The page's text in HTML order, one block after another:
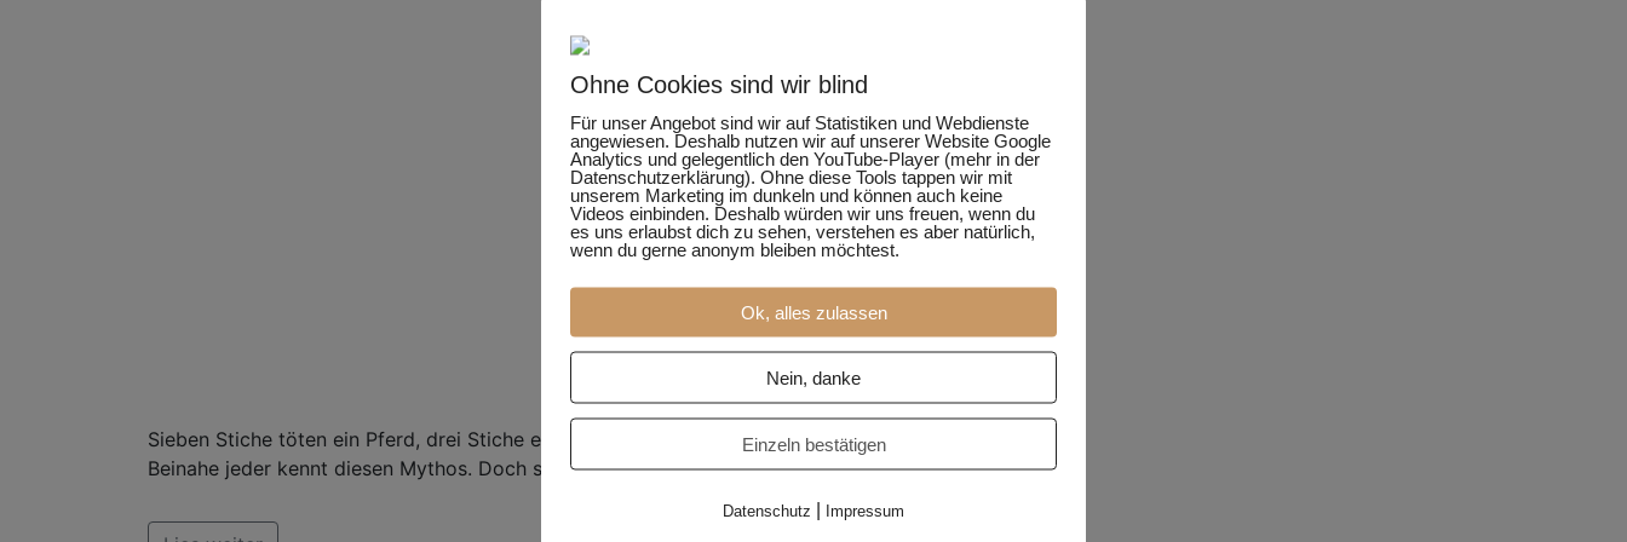
Sieben Stiche töten ein Pferd, drei Stiche einen Menschen.
Beinahe jeder kennt diesen Mythos. Doch stimmt das und wie leben sie?
Ohne Cookies sind wir blind
Für unser Angebot sind wir auf Statistiken und Webdienste
angewiesen. Deshalb nutzen wir auf unserer Website Google
Analytics und gelegentlich den YouTube-Player (mehr in der
Datenschutzerklärung). Ohne diese Tools tappen wir mit
unserem Marketing im dunkeln und können auch keine
Videos einbinden. Deshalb würden wir uns freuen, wenn du
es uns erlaubst dich zu sehen, verstehen es aber natürlich,
wenn du gerne anonym bleiben möchtest.
Ok, alles zulassen
Nein, danke
Einzeln bestätigen
Datenschutz Impressum